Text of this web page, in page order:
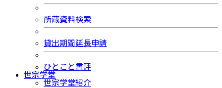
所蔵資料検索
貸出期間延長申請
ひとこと書評
世宗学堂
世宗学堂紹介